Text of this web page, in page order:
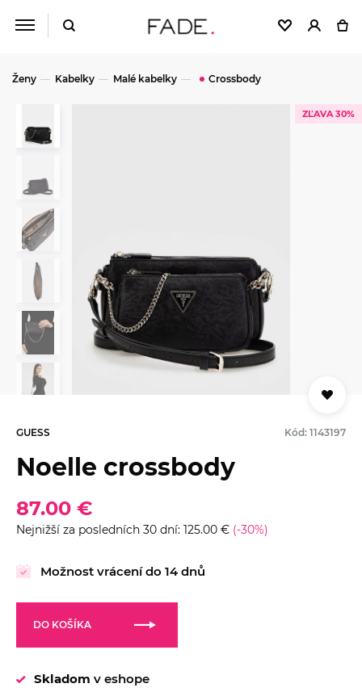
Ženy Kabelky Malé kabelky Crossbody
ZĽAVA 30%
GUESS Kód: 1143197
Noelle crossbody
87.00 €
Nejnižší za posledních 30 dní: 125.00 € (-30%)
Možnost vrácení do 14 dnů
DO KOŠÍKA
Skladom v eshope